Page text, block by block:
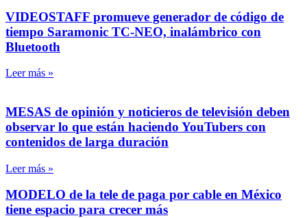
VIDEOSTAFF promueve generador de código de
tiempo Saramonic TC-NEO, inalámbrico con
Bluetooth
Leer más »
MESAS de opinión y noticieros de televisión deben
observar lo que están haciendo YouTubers con
contenidos de larga duración
Leer más »
MODELO de la tele de paga por cable en México
tiene espacio para crecer más